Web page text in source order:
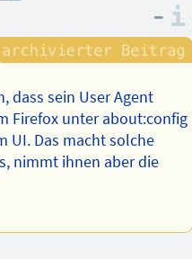
–
dass sein User Agent
Firefox unter about:config
UI. Das macht solche
nimmt ihnen aber die